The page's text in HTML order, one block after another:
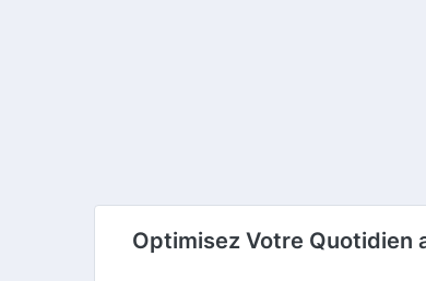
Optimisez Votre Quotidien